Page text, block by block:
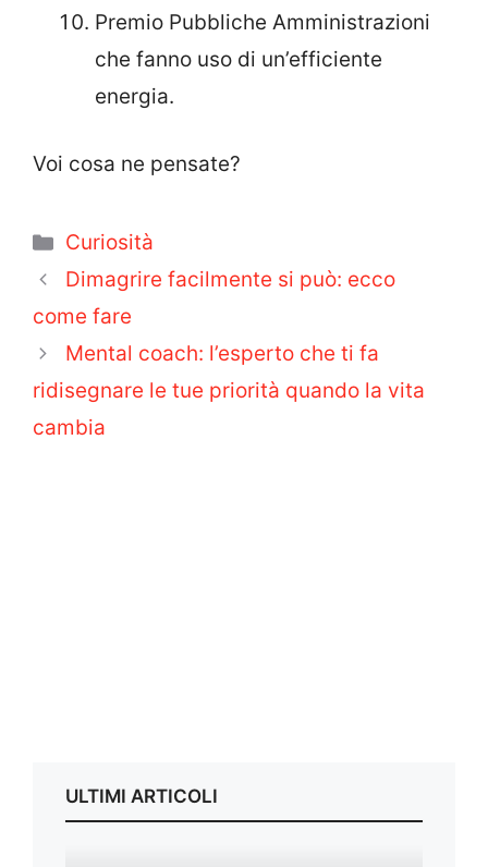
Premio Pubbliche Amministrazioni
che fanno uso di un’efficiente
energia.
Voi cosa ne pensate?
Categorie
Curiosità
Dimagrire facilmente si può: ecco
come fare
Mental coach: l’esperto che ti fa
ridisegnare le tue priorità quando la vita
cambia
ULTIMI ARTICOLI